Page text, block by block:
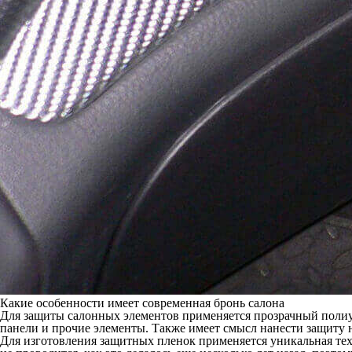
Какие особенности имеет современная бронь салона
Для защиты салонных элементов применяется прозрачный
панели и прочие элементы. Также имеет смысл нанести
Для изготовления защитных пленок применяется уникальная